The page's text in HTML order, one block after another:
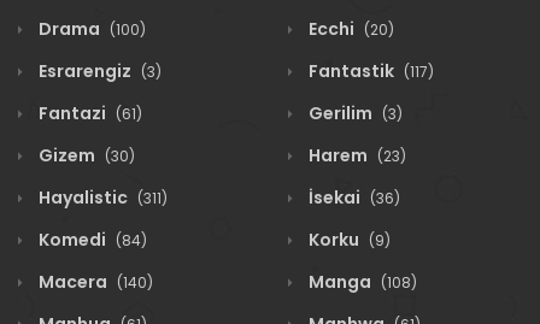
Drama (100) Ecchi (20)
Esrarengiz (3) Fantastik (117)
Fantazi (61) Gerilim (3)
Gizem (30) Harem (23)
Hayalistic (311) İsekai (36)
Komedi (84) Korku (9)
Macera (140) Manga (108)